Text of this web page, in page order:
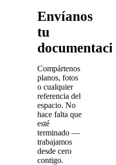
Envíanos
tu
Compártenos
planos, fotos
o cualquier
referencia del
espacio. No
hace falta que
esté
terminado —
trabajamos
desde cero
contigo.